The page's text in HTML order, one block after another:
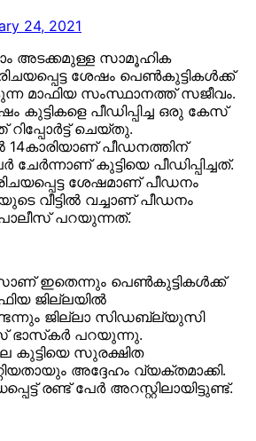
24, 2021
അടക്കമുള്ള സാമൂഹിക
ശേഷം പെൺകുട്ടികൾക്ക്
മാഫിയ സംസ്ഥാനത്ത് സജീവം.
കുട്ടികളെ പീഡിപ്പിച്ച ഒരു കേസ്
റിപ്പോർട്ട് ചെയ്തു.
14കാരിയാണ് പീഡനത്തിന്
കുട്ടിയെ പീഡിപ്പിച്ചത്.
ശേഷമാണ് പീഡനം
വീട്ടിൽ വച്ചാണ് പീഡനം
പറയുന്നത്.
ഇതെന്നും പെൺകുട്ടികൾക്ക്
ജില്ലയിൽ
ജില്ലാ സിഡബ്ല്യുസി
ഭാസ്‌കർ പറയുന്നു.
കുട്ടിയെ സുരക്ഷിത
അദ്ദേഹം വ്യക്തമാക്കി.
രണ്ട് പേർ അറസ്റ്റിലായിട്ടുണ്ട്.